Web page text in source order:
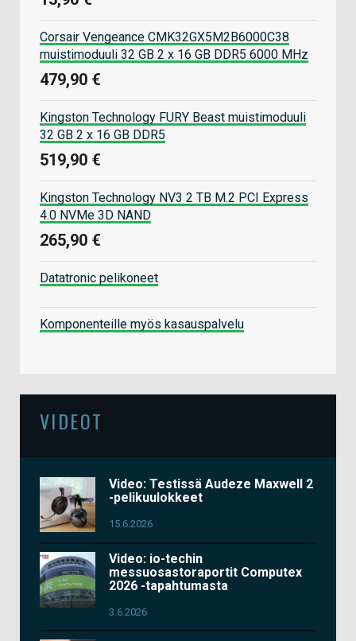
Corsair Vengeance CMK32GX5M2B6000C38
muistimoduuli 32 GB 2 x 16 GB DDR5 6000 MHz
479,90 €
Kingston Technology FURY Beast muistimoduuli
32 GB 2 x 16 GB DDR5
519,90 €
Kingston Technology NV3 2 TB M.2 PCI Express
4.0 NVMe 3D NAND
265,90 €
Datatronic pelikoneet
Komponenteille myös kasauspalvelu
VIDEOT
Video: Testissä Audeze Maxwell 2
-pelikuulokkeet
15.6.2026
Video: io-techin
messuosastoraportit Computex
2026 -tapahtumasta
3.6.2026